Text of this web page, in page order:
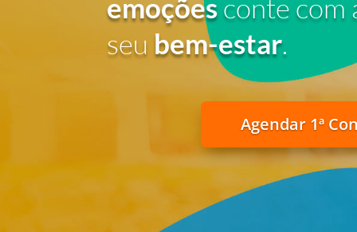
emoçõesconte com
seu bem-estar.
Agendar 1ª